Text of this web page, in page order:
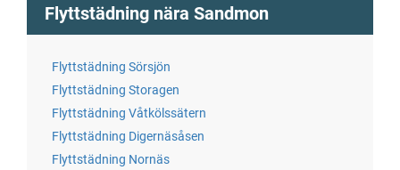
Flyttstädning nära Sandmon
Flyttstädning Sörsjön
Flyttstädning Storagen
Flyttstädning Våtkölssätern
Flyttstädning Digernäsåsen
Flyttstädning Nornäs